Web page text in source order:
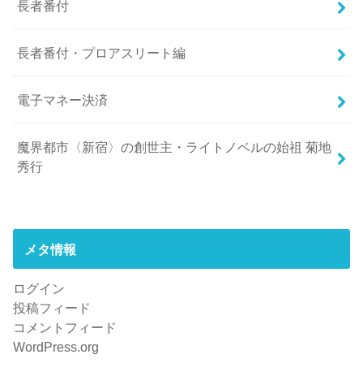
長者番付
長者番付・プロアスリート編
電子マネー決済
魔界都市〈新宿〉の創世主・ライトノベルの始祖 菊地
秀行
メタ情報
ログイン
投稿フィード
コメントフィード
WordPress.org